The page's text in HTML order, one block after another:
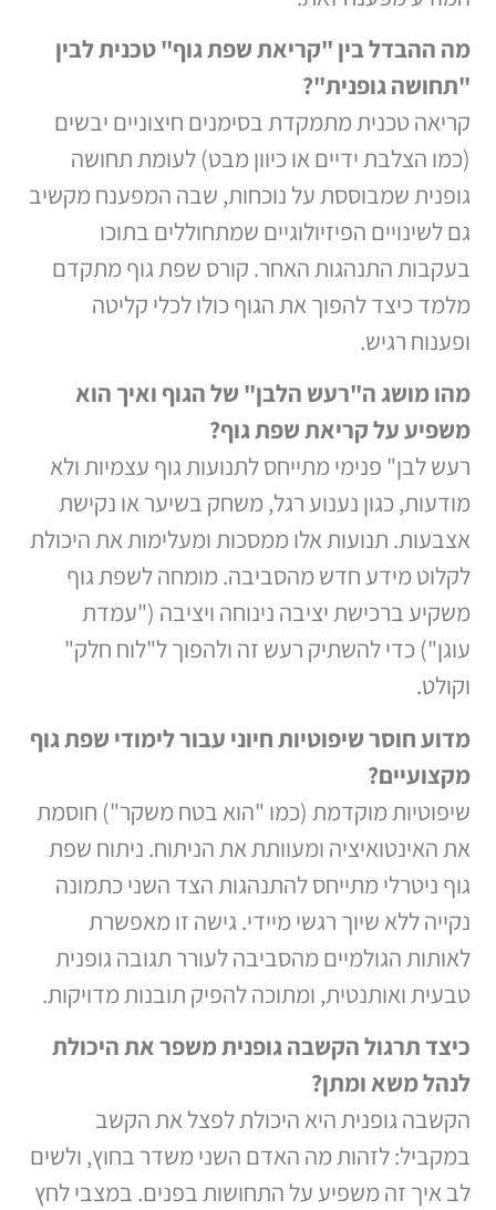
מה ההבדל בין "קריאת שפת גוף" טכנית לבין
"תחושה גופנית"?
קריאה טכנית מתמקדת בסימנים חיצוניים יבשים
(כמו הצלבת ידיים או כיוון מבט) לעומת תחושה
גופנית שמבוססת על נוכחות, שבה המפענח מקשיב
גם לשינויים הפיזיולוגיים שמתחוללים בתוכו
בעקבות התנהגות האחר. קורס שפת גוף מתקדם
מלמד כיצד להפוך את הגוף כולו לכלי קליטה
ופענוח רגיש.
מהו מושג ה"רעש הלבן" של הגוף ואיך הוא
משפיע על קריאת שפת גוף?
רעש לבן" פנימי מתייחס לתנועות גוף עצמיות ולא
מודעות, כגון נענוע רגל, משחק בשיער או נקישת
אצבעות. תנועות אלו ממסכות ומעלימות את היכולת
לקלוט מידע חדש מהסביבה. מומחה לשפת גוף
משקיע ברכישת יציבה נינוחה ויציבה ("עמדת
עוגן") כדי להשתיק רעש זה ולהפוך ל"לוח חלק"
וקולט.
מדוע חוסר שיפוטיות חיוני עבור לימודי שפת גוף
מקצועיים?
שיפוטיות מוקדמת (כמו "הוא בטח משקר") חוסמת
את האינטואיציה ומעוותת את הניתוח. ניתוח שפת
גוף ניטרלי מתייחס להתנהגות הצד השני כתמונה
נקייה ללא שיוך רגשי מיידי. גישה זו מאפשרת
לאותות הגולמיים מהסביבה לעורר תגובה גופנית
טבעית ואותנטית, ומתוכה להפיק תובנות מדויקות.
כיצד תרגול הקשבה גופנית משפר את היכולת
לנהל משא ומתן?
הקשבה גופנית היא היכולת לפצל את הקשב
במקביל: לזהות מה האדם השני משדר בחוץ, ולשים
לב איך זה משפיע על התחושות בפנים. במצבי לחץ